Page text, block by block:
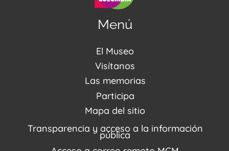
Menú
El Museo
Acerca de nosotros
Noticias
Visítanos
Visítanos
Reserva tus espacios
Agenda / Programación
Recorridos Virtuales
Las memorias
Centro de Recursos
Repositorio (MUSEO / CASA / MEMORIA)
Narrativas del conflicto
Proyectos
Enlaces de memorias
Participa
Estímulos
Mapa del sitio
Transparencia y acceso a la información
pública